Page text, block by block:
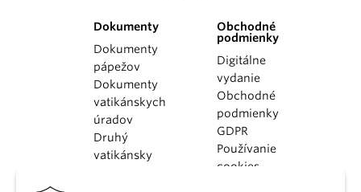
Dokumenty
Dokumenty
pápežov
Dokumenty
vatikánskych
úradov
Druhý
vatikánsky
Obchodné
podmienky
Digitálne
vydanie
Obchodné
podmienky
GDPR
Používanie
cookies